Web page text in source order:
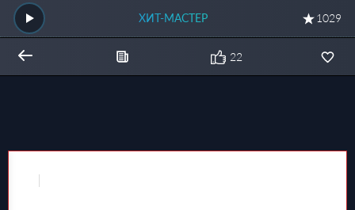
ХИТ-МАСТЕР 1029
22